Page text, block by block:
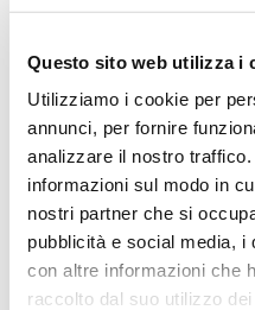
Questo sito web utilizza i
Utilizziamo i cookie per
annunci, per fornire
analizzare il nostro
informazioni sul modo in
nostri partner che si
pubblicità e social media, i
con altre informazioni che
raccolto dal suo utilizzo
Ordinato